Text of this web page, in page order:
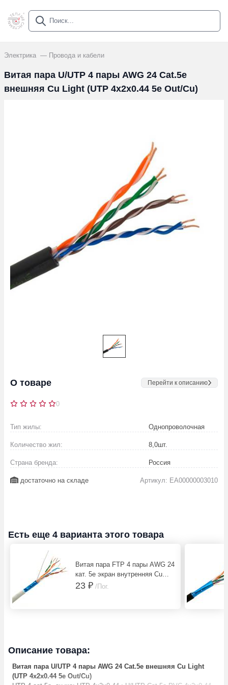
Электрика Провода и кабели
Витая пара U/UTP 4 пары AWG 24 Cat.5e
внешняя Cu Light (UTP 4x2x0.44 5e Out/Cu)
О товаре Перейти к описанию
0
Тип жилы: Однопроволочная
Количество жил: 8,0шт.
Страна бренда: Россия
достаточно на складе Артикул: EA00000003010
Есть еще 4 варианта этого товара
Витая пара FTP 4 пары AWG 24
кат. 5е экран внутренняя Cu
Premium
23 ₽ /Пог.
Описание товара:
Витая пара U/UTP 4 пары AWG 24 Cat.5e внешняя Cu Light
(UTP 4x2x0.44 5e Out/Cu)